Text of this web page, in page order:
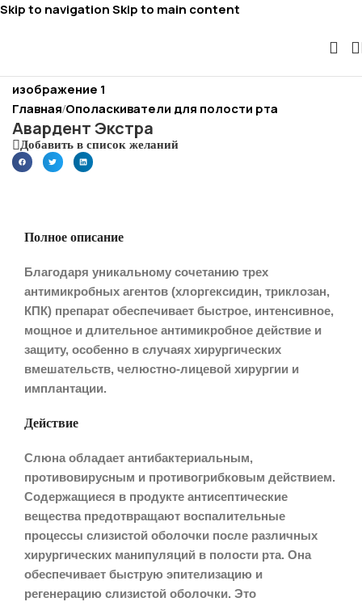
Skip to navigationSkip to main content
Главная/Ополаскиватели для полости рта
Авардент Экстра
Добавить в список желаний
Полное описание
Благодаря уникальному сочетанию трех
антимикробных агентов (хлоргексидин, триклозан,
КПК) препарат обеспечивает быстрое, интенсивное,
мощное и длительное антимикробное действие и
защиту, особенно в случаях хирургических
вмешательств, челюстно-лицевой хирургии и
имплантации.
Действие
Слюна обладает антибактериальным,
противовирусным и противогрибковым действием.
Содержащиеся в продукте антисептические
вещества предотвращают воспалительные
процессы слизистой оболочки после различных
хирургических манипуляций в полости рта. Она
обеспечивает быструю эпителизацию и
регенерацию слизистой оболочки. Это